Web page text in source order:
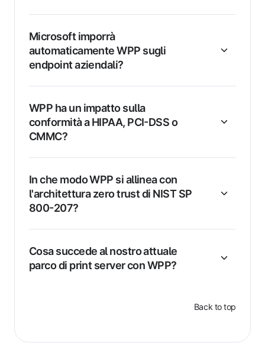
Microsoft imporrà
automaticamente WPP sugli
endpoint aziendali?
WPP ha un impatto sulla
conformità a HIPAA, PCI-DSS o
CMMC?
In che modo WPP si allinea con
l'architettura zero trust di NIST SP
800-207?
Cosa succede al nostro attuale
parco di print server con WPP?
Back to top